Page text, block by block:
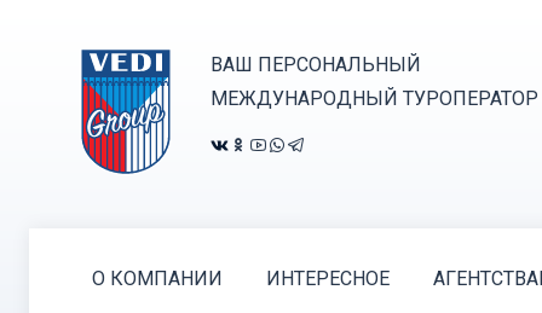
ВАШ ПЕРСОНАЛЬНЫЙ
МЕЖДУНАРОДНЫЙ ТУРОПЕРАТОР
О КОМПАНИИ ИНТЕРЕСНОЕ